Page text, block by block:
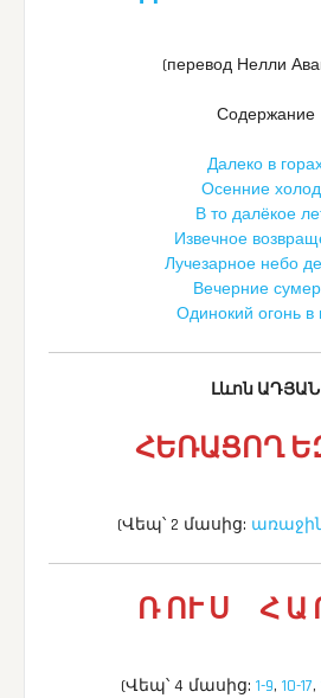
(перевод Нелли
Содержание
Далеко в
Осенние
В то далёкое
Извечное
Лучезарное небо
Вечерние
Одинокий огонь в
Լևոն ԱԴՅԱՆ
ՀԵՌԱՑՈՂ
(Վեպ՝ 2 մասից:
Ռ ՈՒ Ս Հ Ա
(Վեպ՝ 4 մասից: 1-9, 10-17,